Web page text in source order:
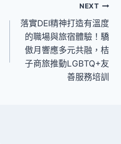
NEXT
落實DEI精神打造有溫度
的職場與旅宿體驗！驕
傲月響應多元共融，桔
子商旅推動LGBTQ+友
善服務培訓